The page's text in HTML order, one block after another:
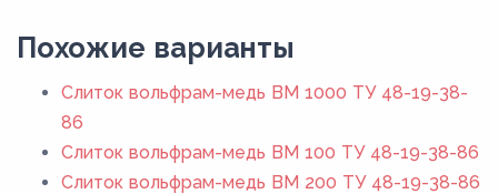
Похожие варианты
Слиток вольфрам-медь ВМ 1000 ТУ 48-19-38-
86
Слиток вольфрам-медь ВМ 100 ТУ 48-19-38-86
Слиток вольфрам-медь ВМ 200 ТУ 48-19-38-86